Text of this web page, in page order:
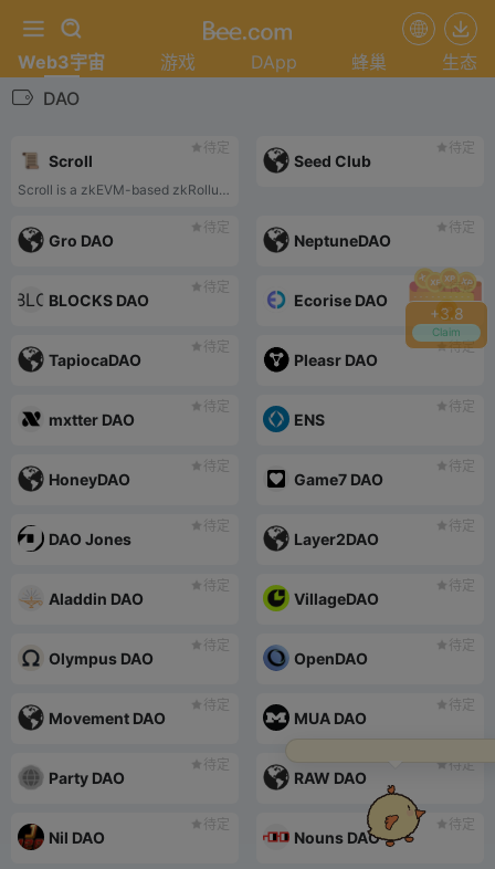
+4.0
Claim
Web3宇宙 游戏 DApp 蜂巢
生态
DAO
待定
Scroll
Scroll is a zkEVM-based zkRollup on Ethereum that enables native compatibility for existing Ethereum applications and tools.
待定
Seed Club
待定
Gro DAO
待定
NeptuneDAO
待定
BLOCKS DAO
待定
Ecorise DAO
待定
TapiocaDAO
待定
Pleasr DAO
待定
mxtter DAO
待定
ENS
待定
HoneyDAO
待定
Game7 DAO
待定
DAO Jones
待定
Layer2DAO
待定
Aladdin DAO
待定
VillageDAO
待定
Olympus DAO
待定
OpenDAO
待定
Movement DAO
待定
MUA DAO
待定
Party DAO
待定
RAW DAO
待定
Nil DAO
待定
Nouns DAO
别看网页啦，看我！点击解锁
一个专属陪聊小跟班！